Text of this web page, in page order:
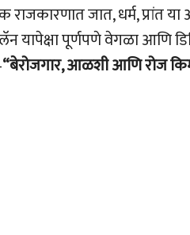
राजकारणात जात, धर्म, प्रांत
यापेक्षा पूर्णपणे वेगळा आणि
“बेरोजगार, आळशी आणि रोज